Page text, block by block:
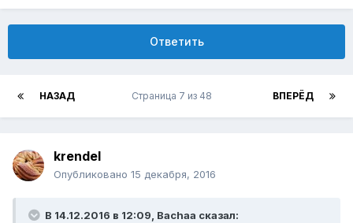
Ответить
НАЗАД ВПЕРЁД
Страница 7 из 48
krendel
Опубликовано 15 декабря, 2016
В 14.12.2016 в 12:09, Bachaa сказал: